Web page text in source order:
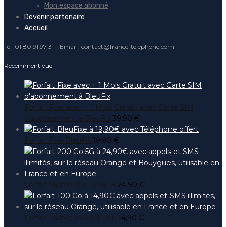
Mon espace abonné
Devenir partenaire
Accueil
Tél :01 80 91 97 31 - Email : contact@france-telephone.com
Récemment vue
Forfait Fixe avec + 1 Mois Gratuit avec Carte SIM
d'abonnement à BleuFix 39,90 €
Forfait Fixe BleuFix 19,90 €
Forfait Mobile OPTIMAL + 24,90 €
Forfait Mobile ESSENTIEL 14,90 €